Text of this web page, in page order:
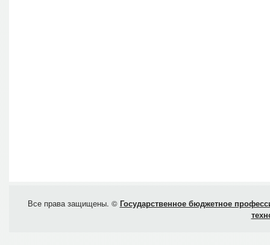
Все права защищены. © Государственное бюджетное